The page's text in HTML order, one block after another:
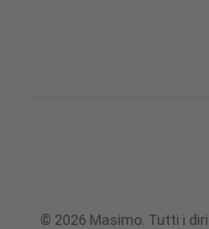
© 2026 Masimo. Tutti i